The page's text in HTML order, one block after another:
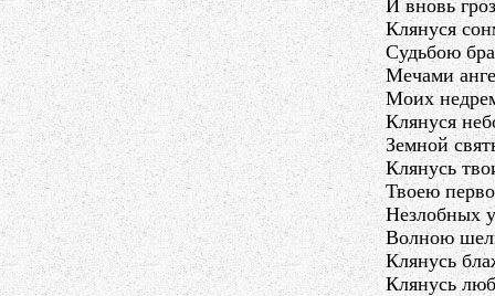
И вновь
Клянуся
Судьбою
Мечами
Моих
Клянуся
Земной
Клянусь
Твоею
Незлобных
Волною
Клянусь
Клянусь